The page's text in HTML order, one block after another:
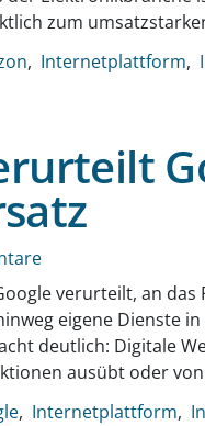
zum
Internetplattform
Unterhaltung
verurteilt, an
eigene Dienste
deutlich: Digitale
ausübt oder
Internetplattform